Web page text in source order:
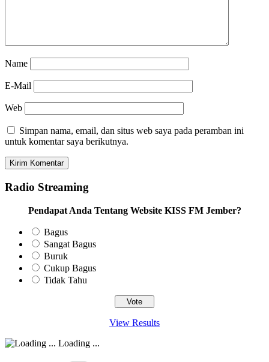
Name
E-Mail
Web
Simpan nama, email, dan situs web saya pada peramban ini
untuk komentar saya berikutnya.
Radio Streaming
Pendapat Anda Tentang Website KISS FM Jember?
Bagus
Sangat Bagus
Buruk
Cukup Bagus
Tidak Tahu
View Results
Loading ...